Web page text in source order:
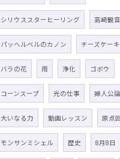
シリウススターヒーリング 高崎観音
パッヘルベルのカノン チーズケーキ
バラの花 雨 浄化 ゴボウ
コーンスープ 光の仕事 婦人公論
大いなる力 動画レッスン 原点
モンサンミシェル 歴史 8月8日